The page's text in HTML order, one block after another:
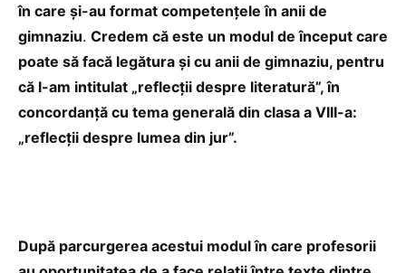
în care și-au format competențele în anii de
gimnaziu. Credem că este un modul de început care
poate să facă legătura și cu anii de gimnaziu, pentru
că l-am intitulat „reflecții despre literatură”, în
concordanță cu tema generală din clasa a VIII-a:
„reflecții despre lumea din jur”.
După parcurgerea acestui modul în care profesorii